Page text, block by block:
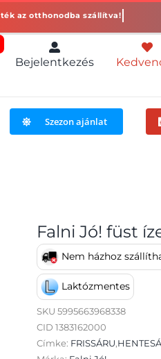
Bejelentkezés
Szezon ajánlat
Falni Jó! füst
Nem házhoz
Laktózmentes
SKU 5995663968338
CID 1383162000
Címke: FRISSÁRU,